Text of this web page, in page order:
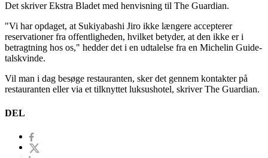
Det skriver Ekstra Bladet med henvisning til The Guardian.
"Vi har opdaget, at Sukiyabashi Jiro ikke længere accepterer
reservationer fra offentligheden, hvilket betyder, at den ikke er i
betragtning hos os," hedder det i en udtalelse fra en Michelin Guide-
talskvinde.
Vil man i dag besøge restauranten, sker det gennem kontakter på
restauranten eller via et tilknyttet luksushotel, skriver The Guardian.
DEL